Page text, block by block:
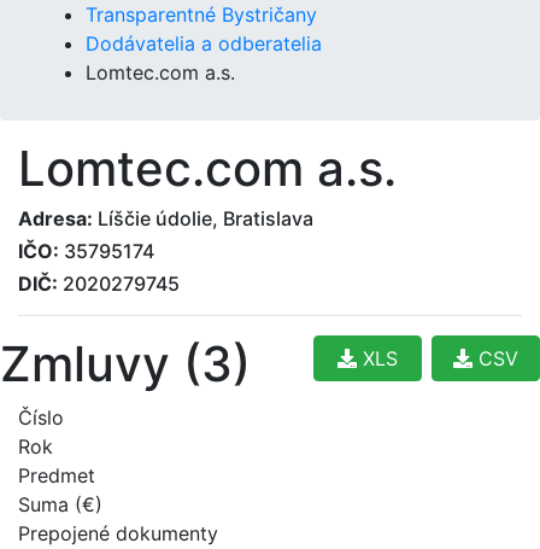
Transparentné Bystričany
Dodávatelia a odberatelia
Lomtec.com a.s.
Lomtec.com a.s.
Adresa: Líščie údolie, Bratislava
IČO: 35795174
DIČ: 2020279745
Zmluvy (3) CSV
XLS
Číslo
Rok
Predmet
Suma (€)
Prepojené dokumenty